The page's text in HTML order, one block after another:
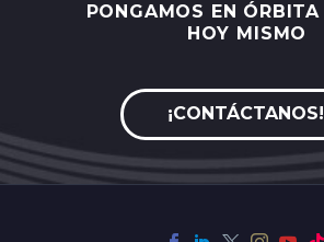
PONGAMOS EN ÓRBITA
HOY MISMO
¡CONTÁCTANOS!